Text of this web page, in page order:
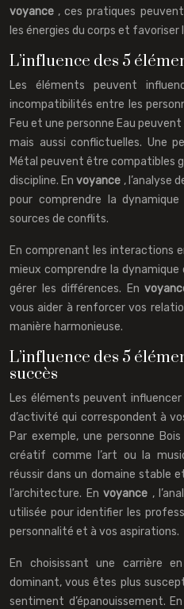
voyance , ces pratiques
les énergies du corps et favoriser
L’influence des 5
Les éléments peuvent
incompatibilités entre les
Feu et une personne Eau
mais aussi conflictuelles. Une
Métal peuvent être compatibles
discipline. Envoyance , l’analyse
pour comprendre la
sources de conflits.
En comprenant les interactions
mieux comprendre la
gérer les différences. En
vous aider à renforcer vos
manière harmonieuse.
L’influence des 5
succès
Les éléments peuvent
d’activité qui correspondent à
Par exemple, une personne
créatif comme l’art ou la
réussir dans un domaine stable
l’architecture. Envoyance ,
utilisée pour identifier les
personnalité et à vos aspirations.
En choisissant une carrière
dominant, vous êtes plus
sentiment d’épanouissement. En